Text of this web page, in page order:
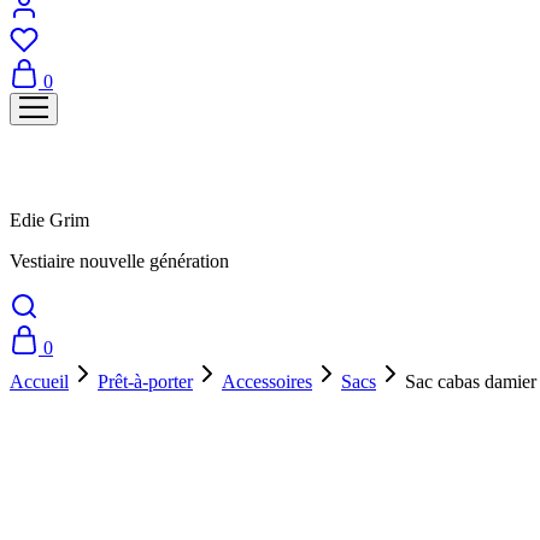
0
Edie Grim
Vestiaire nouvelle génération
0
Accueil
Prêt-à-porter Accessoires Sacs
Sac cabas